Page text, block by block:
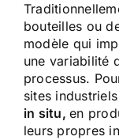
bouteilles ou
modèle qui
une variabilité
processus.
sites
in situ,en
leurs propres